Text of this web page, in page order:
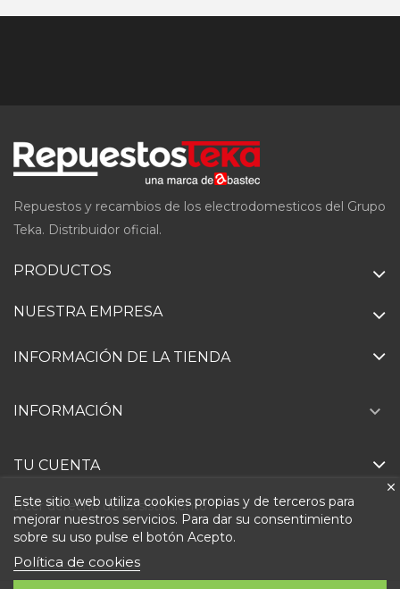
Repuestos y recambios de los electrodomesticos del Grupo
Teka. Distribuidor oficial.
PRODUCTOS
NUESTRA EMPRESA
INFORMACIÓN DE LA TIENDA
Este sitio web utiliza cookies propias y de terceros para
mejorar nuestros servicios. Para dar su consentimiento
sobre su uso pulse el botón Acepto.
Política de cookies
INFORMACIÓN 
TU CUENTA
Ejercer derecho de desistimiento